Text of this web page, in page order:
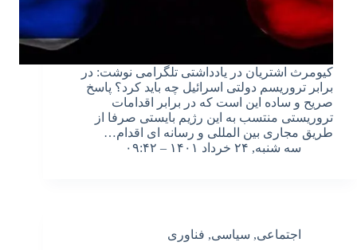
کیومرث اشتریان در یادداشتی تلگرامی نوشت: در
برابر تروریسم دولتی اسرائیل چه باید کرد؟ پاسخ
صریح و ساده این است که در برابر اقدامات
تروریستی منتسب به این رژیم بایستی صرفا از
طریق مجاری بین المللی و رسانه ای اقدام…
سه شنبه, ۲۴ خرداد ۱۴۰۱ – ۰۹:۴۲
اجتماعی, سیاسی, فناوری